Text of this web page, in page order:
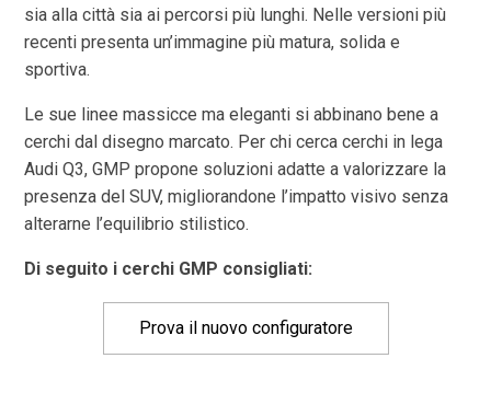
sia alla città sia ai percorsi più lunghi. Nelle versioni più
recenti presenta un’immagine più matura, solida e
sportiva.
Le sue linee massicce ma eleganti si abbinano bene a
cerchi dal disegno marcato. Per chi cerca cerchi in lega
Audi Q3, GMP propone soluzioni adatte a valorizzare la
presenza del SUV, migliorandone l’impatto visivo senza
alterarne l’equilibrio stilistico.
Di seguito i cerchi GMP consigliati:
Prova il nuovo configuratore